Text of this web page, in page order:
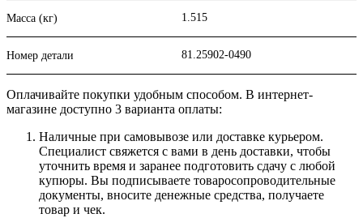
Масса (кг) 1.515
Номер детали 81.25902-0490
Оплачивайте покупки удобным способом. В интернет-
магазине доступно 3 варианта оплаты:
Наличные при самовывозе или доставке курьером.
Специалист свяжется с вами в день доставки, чтобы
уточнить время и заранее подготовить сдачу с любой
купюры. Вы подписываете товаросопроводительные
документы, вносите денежные средства, получаете
товар и чек.